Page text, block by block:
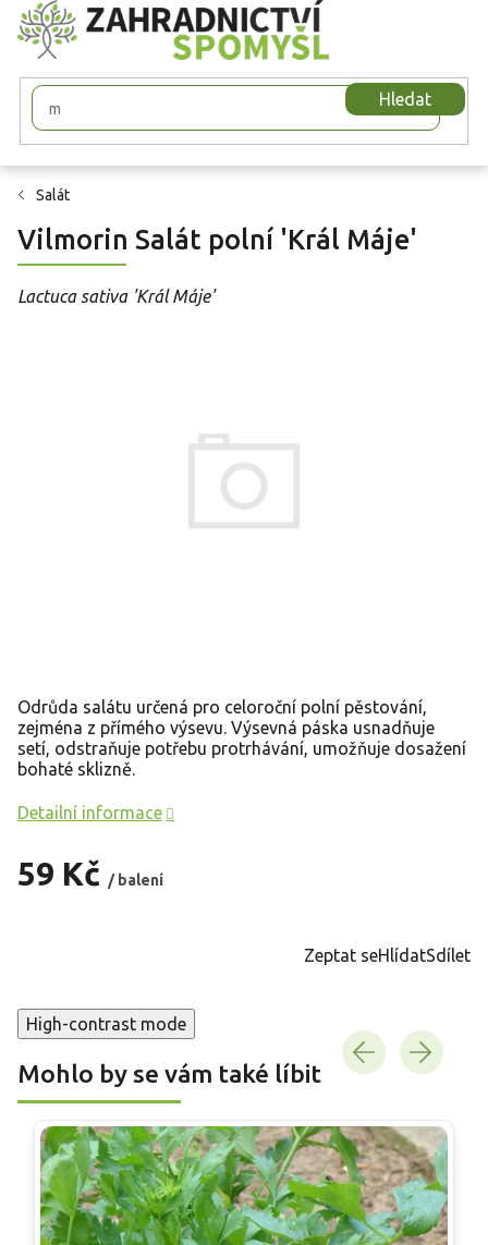
Přejít
na
obsah
Hledat
Salát
Vilmorin Salát polní 'Král Máje'
Lactuca sativa 'Král Máje'
59 Kč / balení
Odrůda salátu určená pro celoroční polní pěstování,
zejména z přímého výsevu. Výsevná páska usnadňuje
setí, odstraňuje potřebu protrhávání, umožňuje dosažení
bohaté sklizně.
Detailní informace
Zeptat seHlídatSdílet
High-contrast mode
Mohlo by se vám také líbit